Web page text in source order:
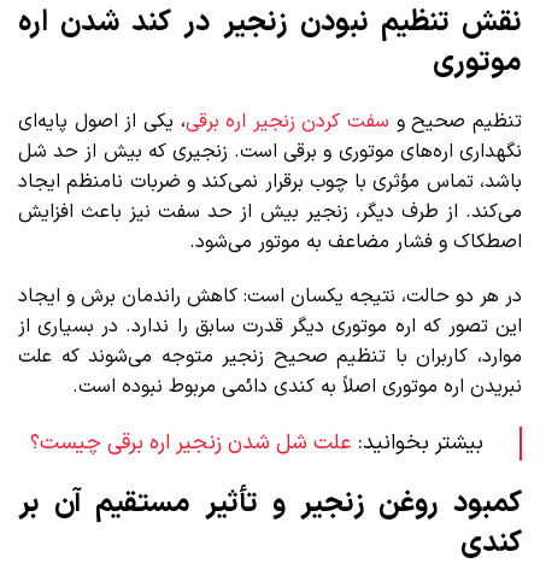
نقش تنظیم نبودن زنجیر در کند شدن اره
موتوری
تنظیم صحیح و سفت کردن زنجیر اره برقی، یکی از اصول پایه‌ای
نگهداری اره‌های موتوری و برقی است. زنجیری که بیش از حد شل
باشد، تماس مؤثری با چوب برقرار نمی‌کند و ضربات نامنظم ایجاد
می‌کند. از طرف دیگر، زنجیر بیش از حد سفت نیز باعث افزایش
اصطکاک و فشار مضاعف به موتور می‌شود.
در هر دو حالت، نتیجه یکسان است: کاهش راندمان برش و ایجاد
این تصور که اره موتوری دیگر قدرت سابق را ندارد. در بسیاری از
موارد، کاربران با تنظیم صحیح زنجیر متوجه می‌شوند که علت
نبریدن اره موتوری اصلاً به کندی دائمی مربوط نبوده است.
بیشتر بخوانید: علت شل شدن زنجیر اره برقی چیست؟
کمبود روغن زنجیر و تأثیر مستقیم آن بر
کندی